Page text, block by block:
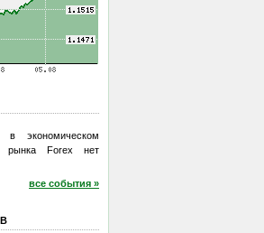
экономическом
рынка Forex нет
все события »